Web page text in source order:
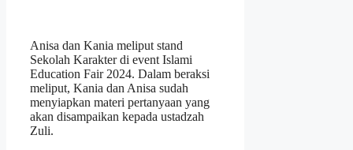
Anisa dan Kania meliput stand
Sekolah Karakter di event Islami
Education Fair 2024. Dalam beraksi
meliput, Kania dan Anisa sudah
menyiapkan materi pertanyaan yang
akan disampaikan kepada ustadzah
Zuli.